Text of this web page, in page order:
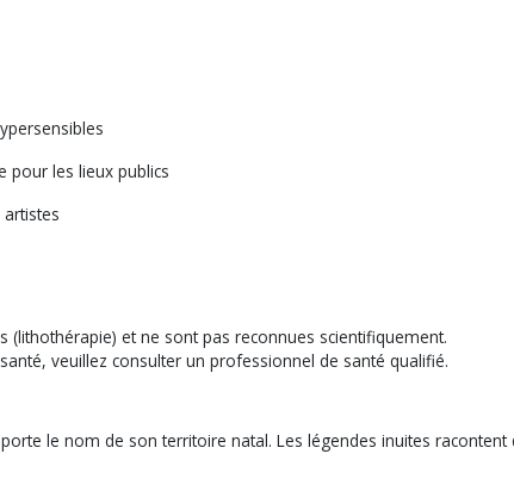
pour les lieux publics
et ne sont pas reconnues scientifiquement.
veuillez consulter un professionnel de santé qualifié.
le nom de son territoire natal. Les légendes inuites